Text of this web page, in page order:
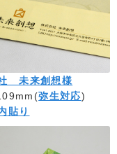
未来創想様
弥生対応)
貼り